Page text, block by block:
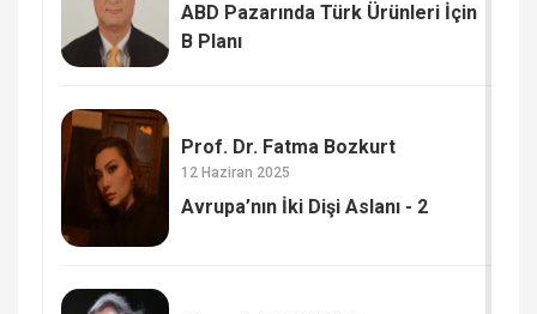
ABD Pazarında Türk Ürünleri İçin
B Planı
Prof. Dr. Fatma Bozkurt
12 Haziran 2025
Avrupa’nın İki Dişi Aslanı - 2